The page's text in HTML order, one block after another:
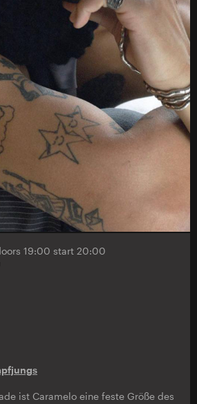
19:00 start 20:00
ist Caramelo eine feste Größe des